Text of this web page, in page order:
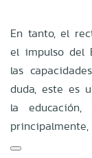
En tanto, el
el impulso del
las
duda, este es
la